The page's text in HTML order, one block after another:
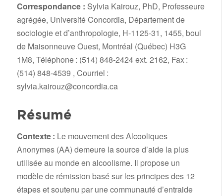
Correspondance : Sylvia Kairouz, PhD, Professeure
agrégée, Université Concordia, Département de
sociologie et d’anthropologie, H-1125-31, 1455, boul
de Maisonneuve Ouest, Montréal (Québec) H3G
1M8, Téléphone : (514) 848-2424 ext. 2162, Fax :
(514) 848-4539 , Courriel :
sylvia.kairouz@concordia.ca
Résumé
Contexte : Le mouvement des Alcooliques
Anonymes (AA) demeure la source d’aide la plus
utilisée au monde en alcoolisme. Il propose un
modèle de rémission basé sur les principes des 12
étapes et soutenu par une communauté d’entraide